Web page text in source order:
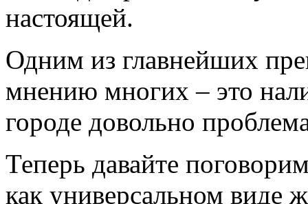
настоящей.
Одним из главнейших
мнению многих – это
городе довольно
Теперь давайте
как универсальном виде